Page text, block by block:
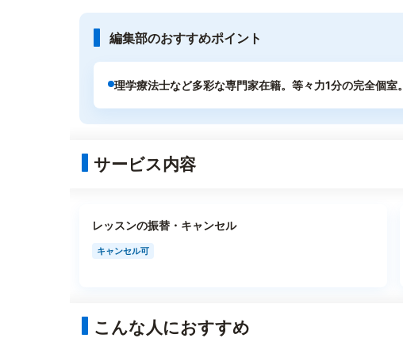
編集部のおすすめポイント
理学療法士など多彩な専門家在籍。等々力1分の完全個室。
サービス内容
レッスンの振替・キャンセル
キャンセル可
こんな人におすすめ